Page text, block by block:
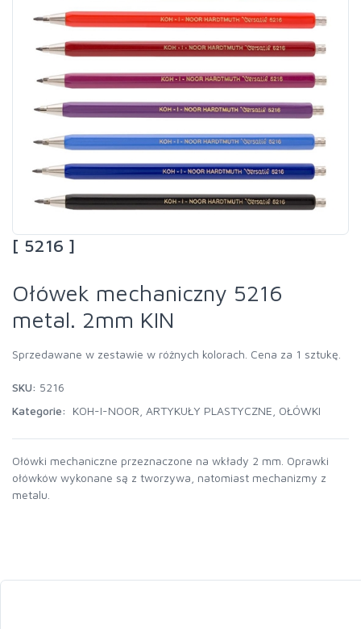
[ 5216 ]
Ołówek mechaniczny 5216
metal. 2mm KIN
Sprzedawane w zestawie w różnych kolorach. Cena za 1 sztukę.
SKU: 5216
Kategorie:
KOH-I-NOOR ARTYKUŁY PLASTYCZNE OŁÓWKI
Ołówki mechaniczne przeznaczone na wkłady 2 mm. Oprawki
ołówków wykonane są z tworzywa, natomiast mechanizmy z
metalu.